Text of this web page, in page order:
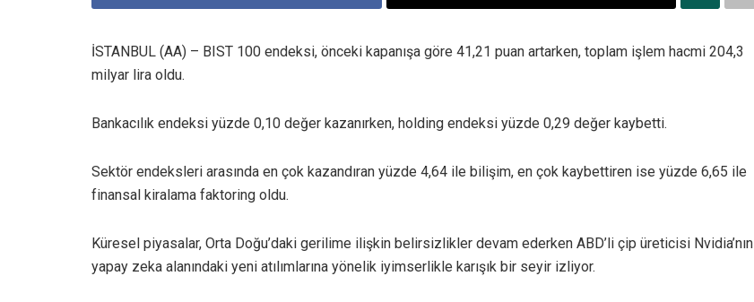
İSTANBUL (AA) – BIST 100 endeksi, önceki kapanışa göre 41,21 puan artarken, toplam işlem hacmi 204,3
milyar lira oldu.
Bankacılık endeksi yüzde 0,10 değer kazanırken, holding endeksi yüzde 0,29 değer kaybetti.
Sektör endeksleri arasında en çok kazandıran yüzde 4,64 ile bilişim, en çok kaybettiren ise yüzde 6,65 ile
finansal kiralama faktoring oldu.
Küresel piyasalar, Orta Doğu’daki gerilime ilişkin belirsizlikler devam ederken ABD’li çip üreticisi Nvidia’nın
yapay zeka alanındaki yeni atılımlarına yönelik iyimserlikle karışık bir seyir izliyor.